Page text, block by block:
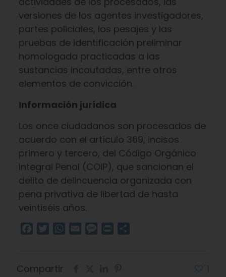
versiones de los agentes investigadores,
partes policiales, los pesajes y las
pruebas de identificación preliminar
homologada practicadas a las
sustancias incautadas, entre otros
elementos de convicción.
Información jurídica
Los once ciudadanos son procesados de
acuerdo con el artículo 369, incisos
primero y tercero, del Código Orgánico
Integral Penal (COIP), que sancionan el
delito de delincuencia organizada con
pena privativa de libertad de hasta
veintiséis años.
Facebook
TwitterWhatsApp
Email Message
Print
Compartir